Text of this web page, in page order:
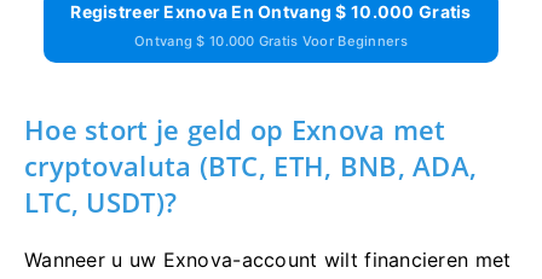
Registreer Exnova En Ontvang $ 10.000 Gratis
Ontvang $ 10.000 Gratis Voor Beginners
Hoe stort je geld op Exnova met
cryptovaluta (BTC, ETH, BNB, ADA,
LTC, USDT)?
Wanneer u uw Exnova-account wilt financieren met